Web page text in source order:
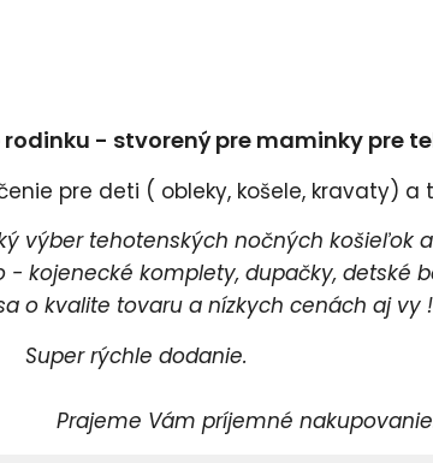
rodinku - stvorený pre maminky pre
pre deti ( obleky, košele, kravaty) a
výber tehotenských nočných košieľok
komplety, dupačky, detské
o kvalite tovaru a nízkych cenách aj vy !
Super rýchle dodanie.
príjemné